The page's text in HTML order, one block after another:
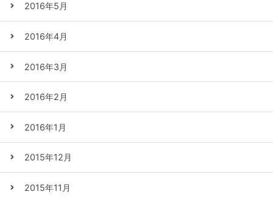
2016年5月
2016年4月
2016年3月
2016年2月
2016年1月
2015年12月
2015年11月